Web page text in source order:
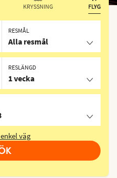
KRYSSNING FLYG
RESMÅL
Alla resmål
RESLÄNGD
1 vecka
väg